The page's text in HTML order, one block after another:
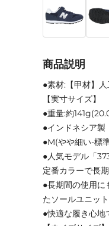
商品説明
●素材:【甲材】
【実寸サイズ】
●重量:約
●インドネシア製
●M(やや細い-標
●人気モデル「
定番カラーで長
●長期間の使用に
たソールユニッ
●快適な履き心地